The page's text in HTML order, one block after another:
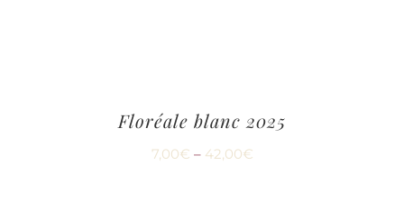
Floréale blanc 2025
7,00€ – 42,00€